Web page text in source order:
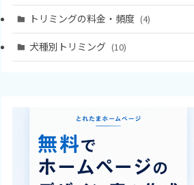
トリミングの料金・頻度 (4)
犬種別トリミング (10)